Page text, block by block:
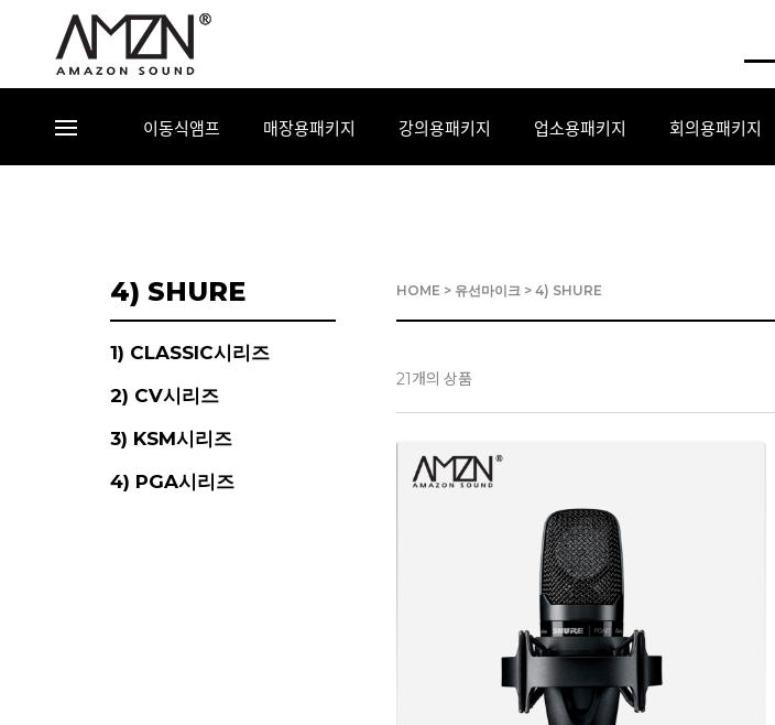
이동식앰프 매장용패키지 강의용패키지 업소용패키지 회의용패키지
4) SHURE
1) CLASSIC시리즈
2) CV시리즈
3) KSM시리즈
4) PGA시리즈
HOME > 유선마이크 > 4) SHURE
21개의 상품